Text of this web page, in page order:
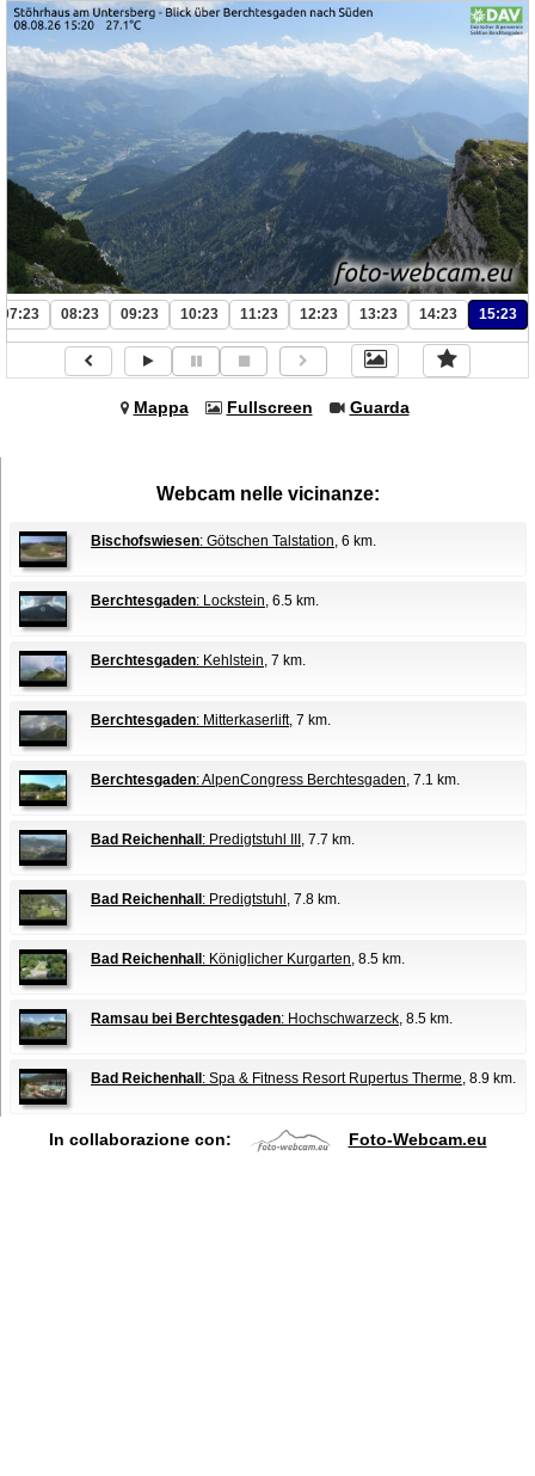
07:23 08:23 09:23 10:23 11:23 12:23 13:23 14:23 15:23
Mappa Fullscreen Guarda
Webcam nelle vicinanze:
Bischofswiesen: Götschen Talstation, 6 km.
Berchtesgaden: Lockstein, 6.5 km.
Berchtesgaden: Kehlstein, 7 km.
Berchtesgaden: Mitterkaserlift, 7 km.
Berchtesgaden: AlpenCongress Berchtesgaden, 7.1 km.
Bad Reichenhall : Predigtstuhl III , 7.7 km.
Bad Reichenhall : Predigtstuhl , 7.8 km.
Bad Reichenhall : Königlicher Kurgarten, 8.5 km.
Ramsau bei Berchtesgaden: Hochschwarzeck, 8.5 km.
Bad Reichenhall : Spa & Fitness Resort Rupertus Therme, 8.9 km.
In collaborazione con: Foto-Webcam.eu